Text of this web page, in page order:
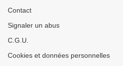
Contact
Signaler un abus
C.G.U.
Cookies et données personnelles